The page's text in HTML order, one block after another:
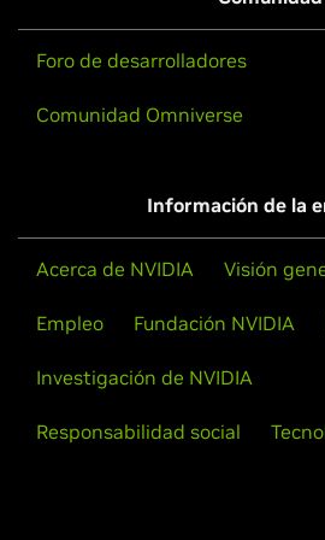
Ver más vídeos
Foro de desarrolladores
Comunidad Omniverse
Información de la
Acerca de NVIDIA Visión
Empleo Fundación NVIDIA
Investigación de NVIDIA
Responsabilidad social